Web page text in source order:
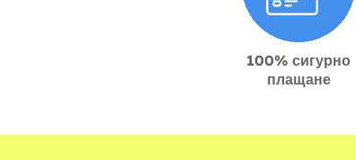
100% сигурно
плащане